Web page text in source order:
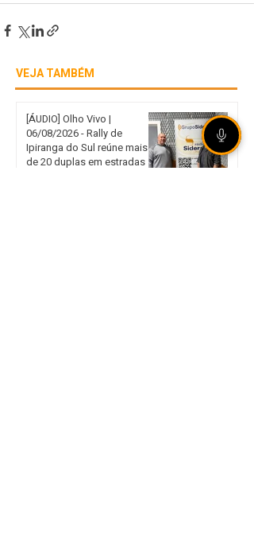
VEJA TAMBÉM
[ÁUDIO] Olho Vivo |
06/08/2026 - Rally de
Ipiranga do Sul reúne mais
de 20 duplas em estradas